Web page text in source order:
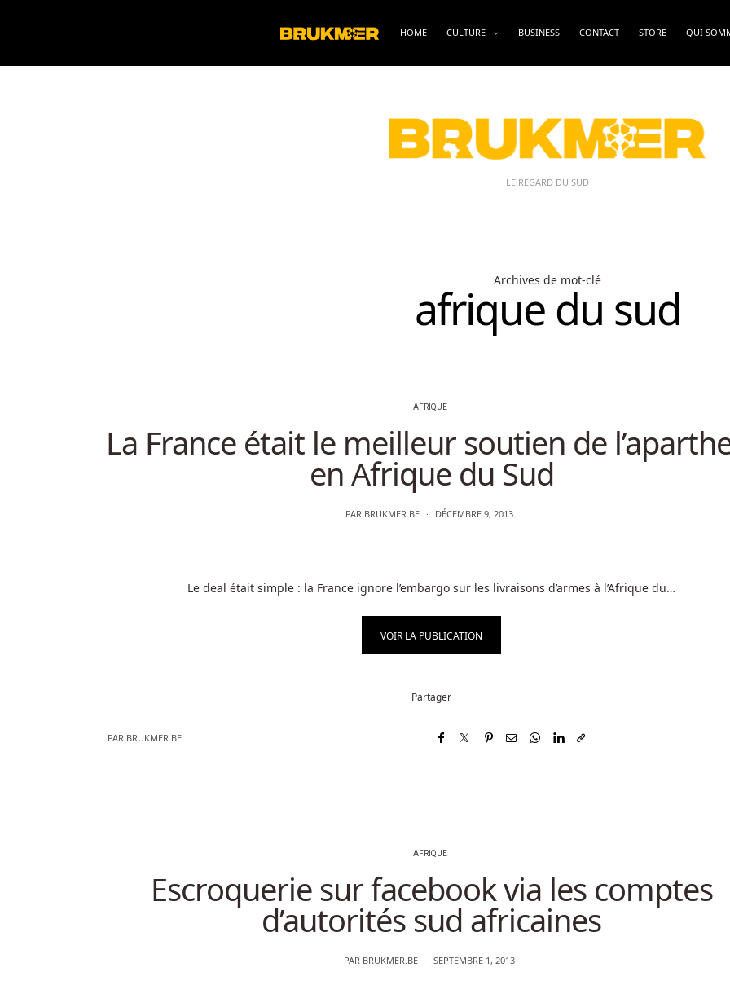
HOME CULTURE BUSINESS CONTACT STORE QUI
LE REGARD DU SUD
Archives de mot-clé
afrique du sud
AFRIQUE
La France était le meilleur soutien de
en Afrique du Sud
PAR BRUKMER.BE DÉCEMBRE 9, 2013
Le deal était simple : la France ignore l’embargo sur les livraisons d’armes à l’Afrique du…
VOIR LA PUBLICATION
Partager
PAR BRUKMER.BE
AFRIQUE
Escroquerie sur facebook via les comptes
d’autorités sud africaines
PAR BRUKMER.BE SEPTEMBRE 1, 2013